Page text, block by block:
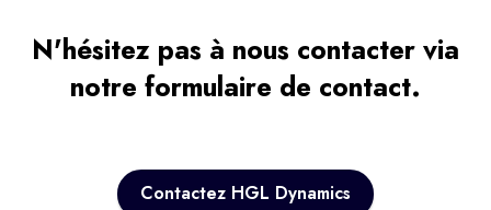
N'hésitez pas à nous contacter via
notre formulaire de contact.
Contactez HGL Dynamics